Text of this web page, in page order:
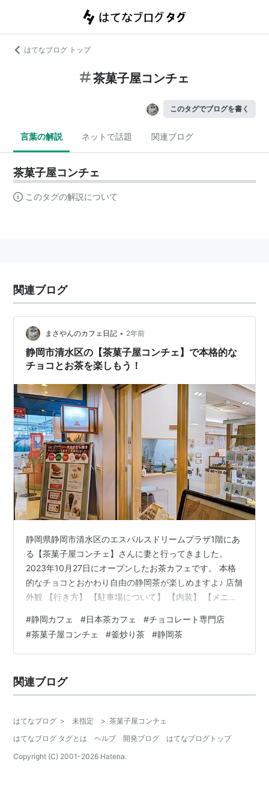
はてなブログ トップ
茶菓子屋コンチェ
このタグでブログを書く
言葉の解説 ネットで話題 関連ブログ
茶菓子屋コンチェ
このタグの解説について
関連ブログ
まさやんのカフェ日記 • 2年前
静岡市清水区の【茶菓子屋コンチェ】で本格的な
チョコとお茶を楽しもう！
静岡県静岡市清水区のエスパルスドリームプラザ1階にあ
る【茶菓子屋コンチェ】さんに妻と行ってきました。
2023年10月27日にオープンしたお茶カフェです。 本格
的なチョコとおかわり自由の静岡茶が楽しめますよ♪ 店舗
外観 【行き方】 【駐車場について】 【内装】 【メニュ
【行き方】 エスパルスドリームプラザ1階にあります。
隣には以前、ランチで利用した【This Is Cafe（ディスイ
ズカフェ）清水店】さんがあります。また寄ってみたい
パルスドリームプラザの駐車場を利用す…
#静岡カフェ #日本茶カフェ #チョコレート専門店
#茶菓子屋コンチェ #釜炒り茶 #静岡茶
関連ブログ
はてなブログ > 未指定 > 茶菓子屋コンチェ
はてなブログ タグとは
ヘルプ 開発ブログ
はてなブログトップ
Copyright (C) 2001-2026 Hatena.